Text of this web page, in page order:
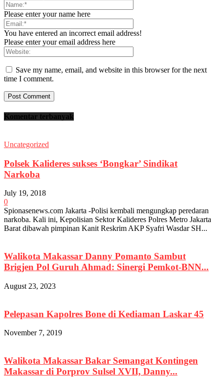
Please enter your name here
You have entered an incorrect email address!
Please enter your email address here
Save my name, email, and website in this browser for the next
time I comment.
Komentar terbanyak
Uncategorized
Polsek Kalideres sukses ‘Bongkar’ Sindikat
Narkoba
July 19, 2018
0
Spionasenews.com Jakarta -Polisi kembali mengungkap peredaran
narkoba. Kali ini, Kepolisian Sektor Kalideres Polres Metro Jakarta
Barat dibawah pimpinan Kanit Reskrim AKP Syafri Wasdar SH...
Walikota Makassar Danny Pomanto Sambut
Brigjen Pol Guruh Ahmad: Sinergi Pemkot-BNN...
August 23, 2023
Pelepasan Kapolres Bone di Kediaman Laskar 45
November 7, 2019
Walikota Makassar Bakar Semangat Kontingen
Makassar di Porprov Sulsel XVII, Danny...